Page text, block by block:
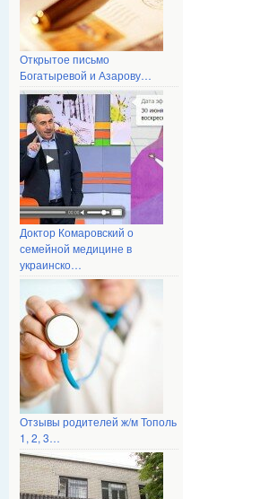
Открытое письмо
Богатыревой и Азарову…
Доктор Комаровский о
семейной медицине в
украинско…
Отзывы родителей ж/м Тополь
1, 2, 3…